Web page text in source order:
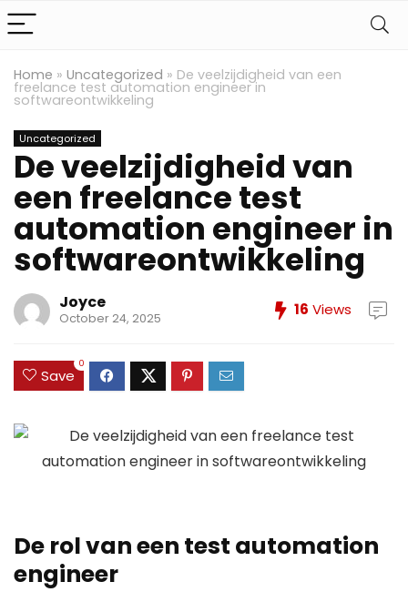
Home » Uncategorized » De veelzijdigheid van een
freelance test automation engineer in
softwareontwikkeling
Uncategorized
De veelzijdigheid van
een freelance test
automation engineer in
softwareontwikkeling
Joyce
October 24, 2025 16 Views
Save
0
De rol van een test automation
engineer